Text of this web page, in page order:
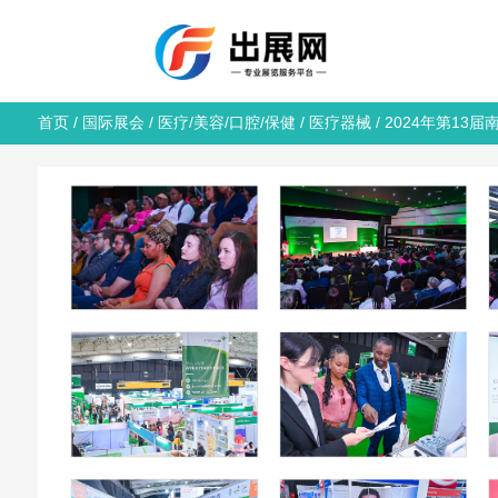
首页/ 国际展会 / 医疗/美容/口腔/保健 / 医疗器械/ 2024年第13届